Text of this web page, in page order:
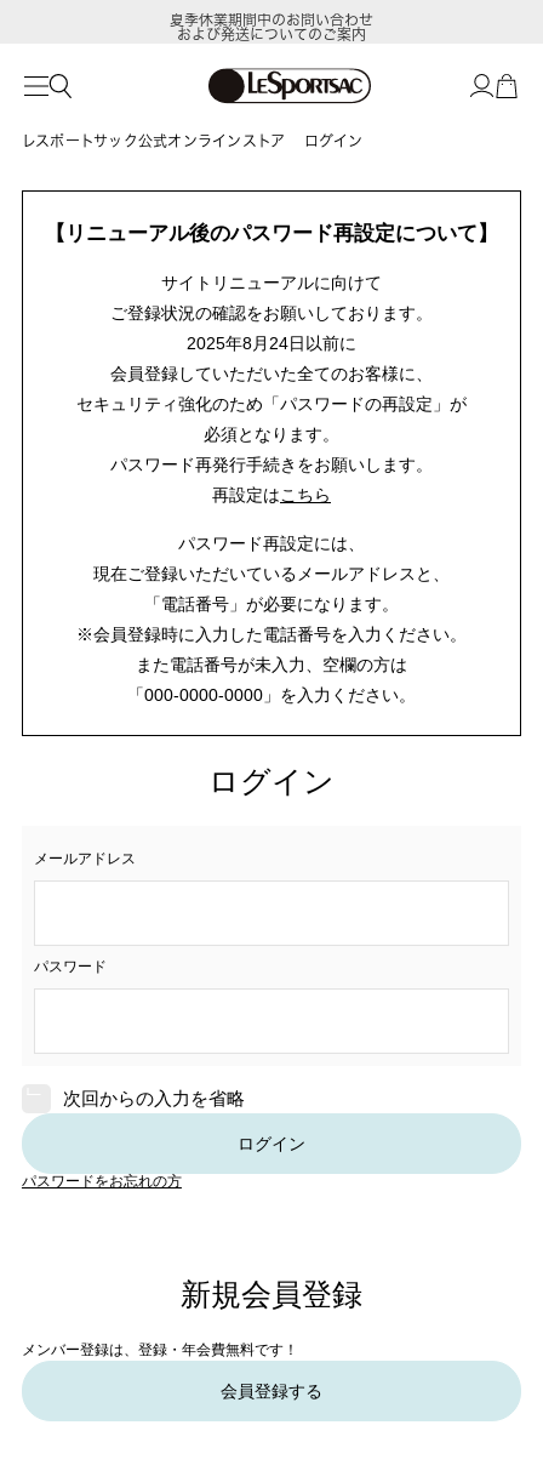
夏季休業期間中のお問い合わせ
および発送についてのご案内
レスポートサック公式オンラインストア ログイン
【リニューアル後のパスワード再設定について】
サイトリニューアルに向けて
ご登録状況の確認をお願いしております。
2025年8月24日以前に
会員登録していただいた全てのお客様に、
セキュリティ強化のため「パスワードの再設定」が
必須となります。
パスワード再発行手続きをお願いします。
再設定はこちら
パスワード再設定には、
現在ご登録いただいているメールアドレスと、
「電話番号」が必要になります。
※会員登録時に入力した電話番号を入力ください。
また電話番号が未入力、空欄の方は
「000-0000-0000」を入力ください。
ログイン
メールアドレス
パスワード
次回からの入力を省略
ログイン
パスワードをお忘れの方
新規会員登録
メンバー登録は、登録・年会費無料です！
会員登録する